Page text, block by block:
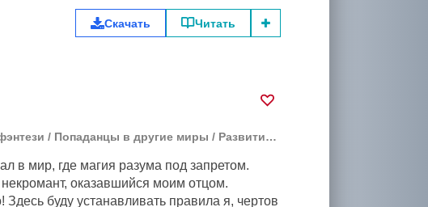
Скачать Читать
/ Попаданцы в другие миры / Развитие героя
в мир, где магия разума под запретом.
оказавшийся моим отцом.
Здесь буду устанавливать правила я, чертов